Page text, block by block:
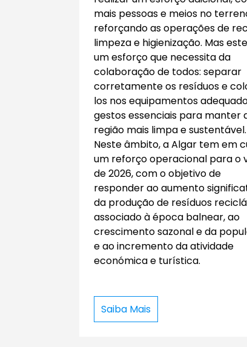
mais pessoas e meios no
reforçando as operações de
limpeza e higienização. Mas
um esforço que necessita da
colaboração de todos: separar
corretamente os resíduos e
los nos equipamentos
gestos essenciais para manter
região mais limpa e sustentável.
Neste âmbito, a Algar tem em
um reforço operacional para o
de 2026, com o objetivo de
responder ao aumento
da produção de resíduos
associado à época balnear, ao
crescimento sazonal e da
e ao incremento da atividade
económica e turística.
Saiba Mais